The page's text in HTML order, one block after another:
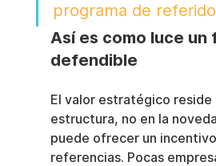
programa de
Así es como luce un
defendible
El valor estratégico reside
estructura, no en la
puede ofrecer un
referencias. Pocas